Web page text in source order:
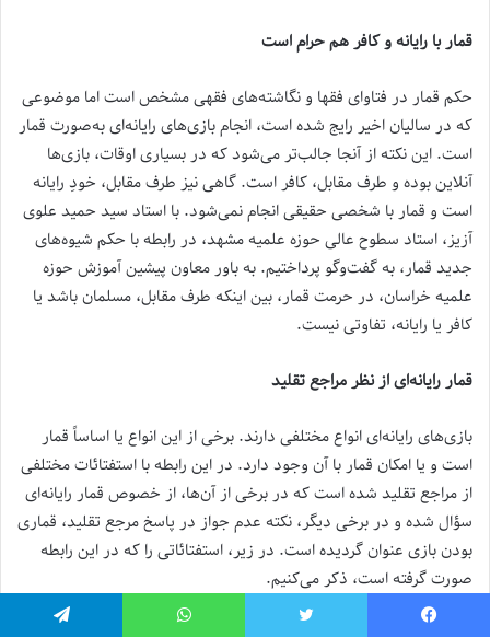
قمار با رایانه و کافر هم حرام است
حکم قمار در فتاوای فقها و نگاشته‌های فقهی مشخص است اما موضوعی
که در سالیان اخیر رایج شده است، انجام بازی‌های رایانه‌ای به‌صورت قمار
است. این نکته از آنجا جالب‌تر می‌شود که در بسیاری اوقات، بازی‌ها
آنلاین بوده و طرف مقابل، کافر است. گاهی نیز طرف مقابل، خودِ رایانه
است و قمار با شخصی حقیقی انجام نمی‌شود. با استاد سید حمید علوی
آزیز، استاد سطوح عالی حوزه علمیه مشهد، در رابطه با حکم شیوه‌های
جدید قمار، به گفت‌وگو پرداختیم. به باور معاون پیشین آموزش حوزه
علمیه خراسان، در حرمت قمار، بین اینکه طرف مقابل، مسلمان باشد یا
کافر یا رایانه، تفاوتی نیست.
قمار رایانه‌ای از نظر مراجع تقلید
بازی‌های رایانه‌ای انواع مختلفی دارند. برخی از این انواع یا اساساً قمار
است و یا امکان قمار با آن وجود دارد. در این رابطه با استفتائات مختلفی
از مراجع تقلید شده است که در برخی از آن‌ها، از خصوص قمار رایانه‌ای
سؤال شده و در برخی دیگر، نکته عدم جواز در پاسخ مرجع تقلید، قماری
بودن بازی عنوان گردیده است. در زیر، استفتائاتی را که در این رابطه
صورت گرفته است، ذکر می‌کنیم.